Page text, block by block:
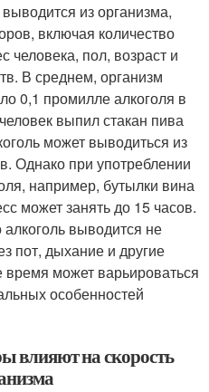
из организма,
включая количество
человека, пол, возраст и
В среднем, организм
0,1 промилле алкоголя в
выпил стакан пива
может выводиться из
Однако при употреблении
например, бутылки вина
может занять до 15 часов.
выводится не
пот, дыхание и другие
может варьироваться
особенностей
влияют на скорость